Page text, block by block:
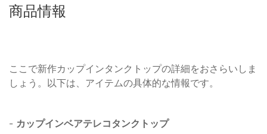
商品情報
ここで新作カップインタンクトップの詳細をおさらいしま
しょう。以下は、アイテムの具体的な情報です。
- カップインベアテレコタンクトップ